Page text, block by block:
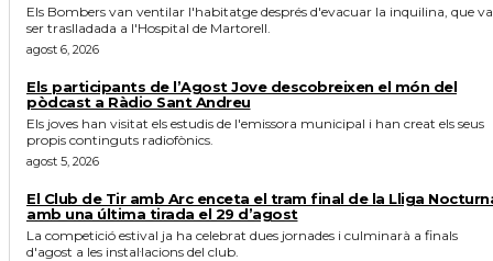
Els Bombers van ventilar l'habitatge després d'evacuar la inquilina, que va
ser traslladada a l'Hospital de Martorell.
agost 6, 2026
Els participants de l’Agost Jove descobreixen el món del
pòdcast a Ràdio Sant Andreu
Els joves han visitat els estudis de l'emissora municipal i han creat els seus
propis continguts radiofònics.
agost 5, 2026
El Club de Tir amb Arc enceta el tram final de la Lliga
amb una última tirada el 29 d’agost
La competició estival ja ha celebrat dues jornades i culminarà a finals
d'agost a les instal·lacions del club.